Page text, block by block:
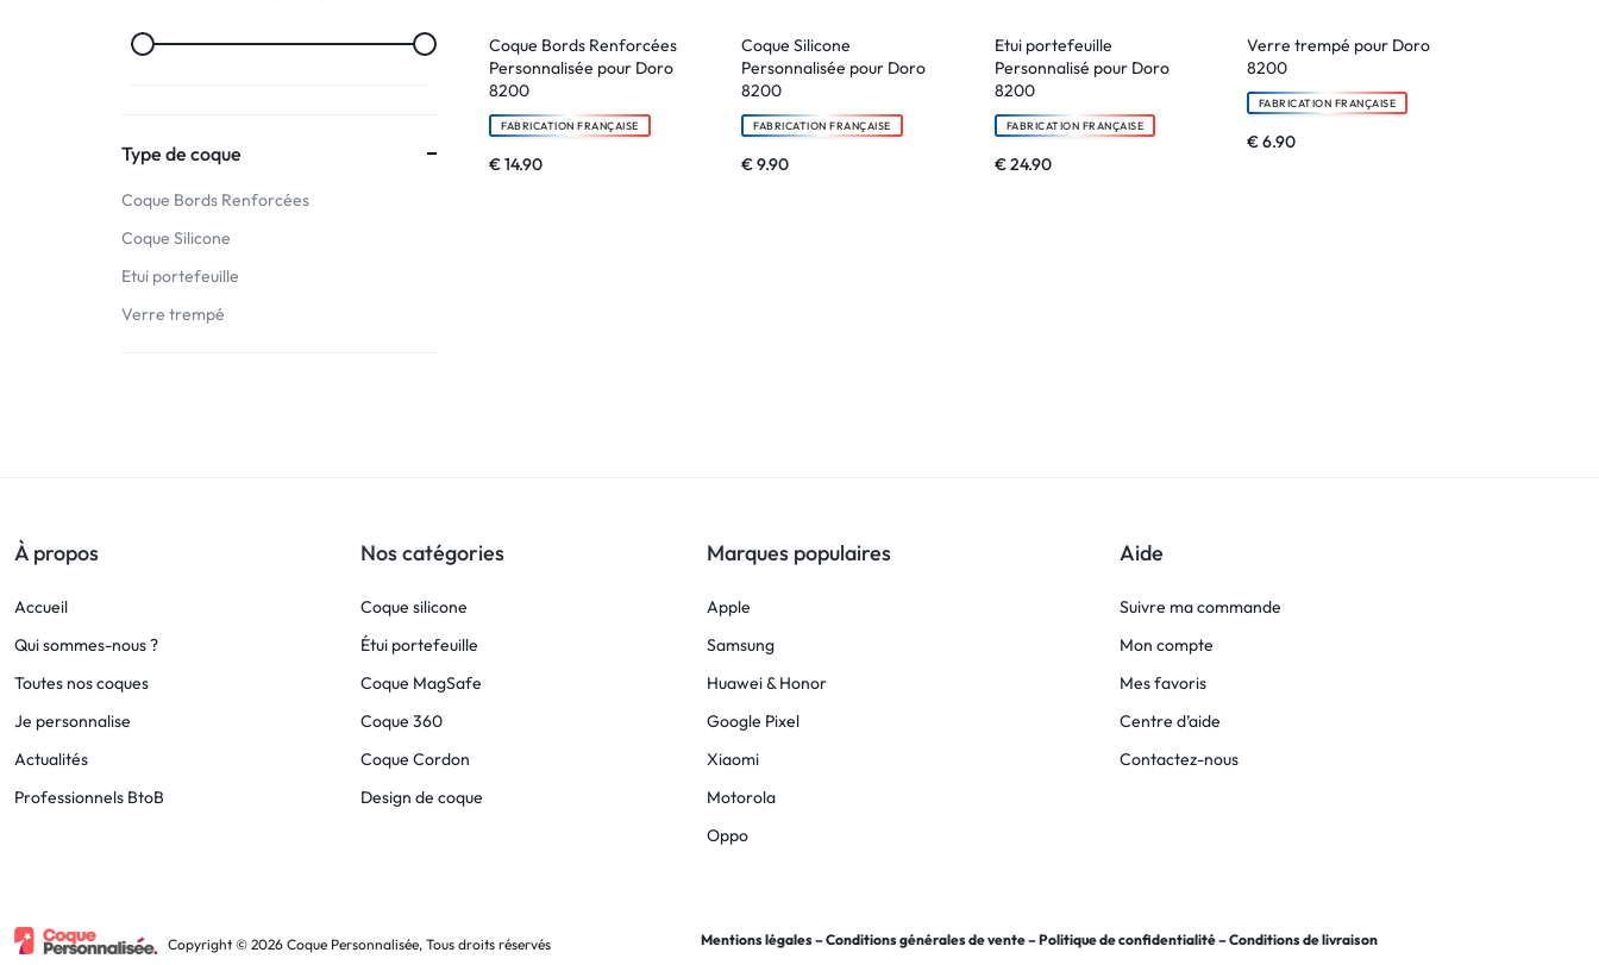
BUDGETS
LIVRAISON
48
HEURES
!
Coque Bords Renforcées
Personnalisée pour Doro
8200
FABRICATION FRANÇAISE
€14.90
Coque Silicone
Personnalisée pour Doro
8200
FABRICATION FRANÇAISE
€9.90
Etui portefeuille
Personnalisé pour Doro
8200
FABRICATION FRANÇAISE
€24.90
Verre trempé pour Doro
8200
FABRICATION FRANÇAISE
€6.90
Type de coque
Coque Bords Renforcées
Coque Silicone
Etui portefeuille
Verre trempé
À propos
Accueil
Qui sommes-nous ?
Toutes nos coques
Je personnalise
Actualités
Professionnels BtoB
Nos catégories
Coque silicone
Étui portefeuille
Coque MagSafe
Coque 360
Coque Cordon
Design de coque
Marques populaires
Apple
Samsung
Huawei & Honor
Google Pixel
Xiaomi
Motorola
Oppo
Aide
Suivre ma commande
Mon compte
Mes favoris
Centre d’aide
Contactez-nous
Copyright © 2026 Coque Personnalisée, Tous droits réservés Mentions légales –Conditions générales de vente–Politique de confidentialité–Conditions de livraison